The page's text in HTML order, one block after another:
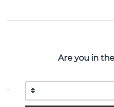
Are you in